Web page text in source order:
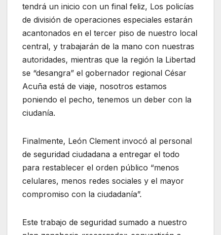
tendrá un inicio con un final feliz, Los policías
de división de operaciones especiales estarán
acantonados en el tercer piso de nuestro local
central, y trabajarán de la mano con nuestras
autoridades, mientras que la región la Libertad
se “desangra” el gobernador regional César
Acuña está de viaje, nosotros estamos
poniendo el pecho, tenemos un deber con la
ciudanía.
Finalmente, León Clement invocó al personal
de seguridad ciudadana a entregar el todo
para restablecer el orden público “menos
celulares, menos redes sociales y el mayor
compromiso con la ciudadanía”.
Este trabajo de seguridad sumado a nuestro